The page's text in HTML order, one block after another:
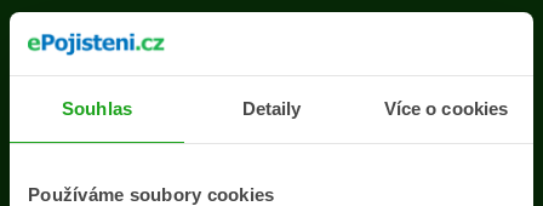
Souhlas Detaily Více o cookies
Používáme soubory cookies
Na stránce se vyskytla
chyba